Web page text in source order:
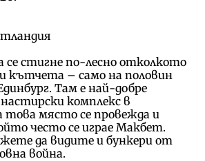
стигне по-лесно отколкото
кътчета – само на половин
Там е най-добре
комплекс в
място се провежда и
често се играе Макбет.
да видите и бункери от
война.